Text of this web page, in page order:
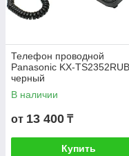
Телефон проводной
Panasonic KX-TS2352RUB,
черный
В наличии
от 13 400 ₸
Купить